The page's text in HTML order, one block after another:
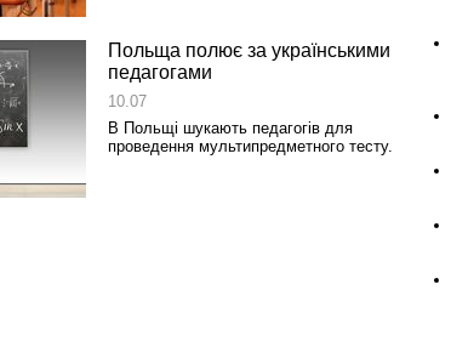
Польща полює за українськими
педагогами
10.07
В Польщі шукають педагогів для
проведення мультипредметного тесту.